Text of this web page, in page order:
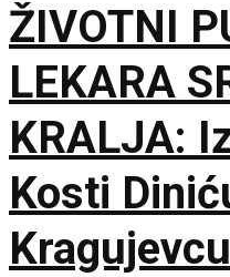
ŽIVOTNI
LEKARA
KRALJA:
Kosti
Kragujevcu